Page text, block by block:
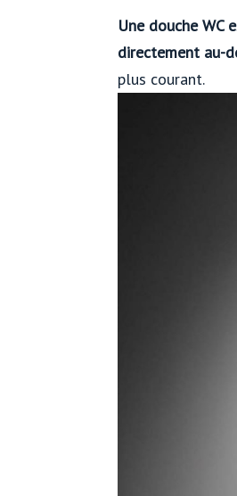
Une douche WC
directement au-
plus courant.